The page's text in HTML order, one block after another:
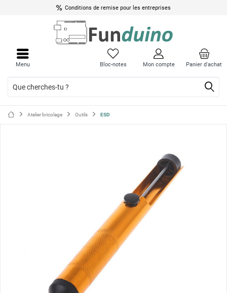
Conditions de remise pour les entreprises
Panier d'achat
Bloc-notes Mon compte
Menu
Atelier bricolage Outils ESD
le
menu
le
menu